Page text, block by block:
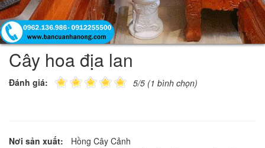
Cây hoa địa lan
Đánh giá: 5/5 (1 bình chọn)
Nơi sản xuất:
Hồng Cây Cảnh